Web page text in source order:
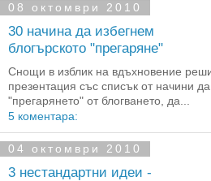
08 октомври 2010
30 начина да избегнем
блогърското "прегаряне"
Снощи в изблик на вдъхновение
презентация със списък от начини
"прегарянето" от блогването, да...
5 коментара:
04 октомври 2010
3 нестандартни идеи -